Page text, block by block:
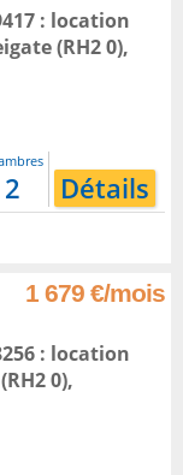
: location
(RH2 0),
2 Détails
1 679 €/mois
: location
(RH2 0),